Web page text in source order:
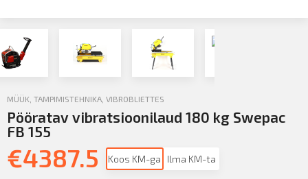
MÜÜK TAMPIMISTEHNIKA VIBROBLIETTES
Pööratav vibratsioonilaud 180 kg Swepac
FB 155
€4387.5 Koos KM-ga Ilma KM-ta